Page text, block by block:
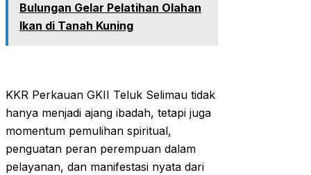
Bulungan Gelar Pelatihan Olahan
Ikan di Tanah Kuning
KKR Perkauan GKII Teluk Selimau tidak
hanya menjadi ajang ibadah, tetapi juga
momentum pemulihan spiritual,
penguatan peran perempuan dalam
pelayanan, dan manifestasi nyata dari